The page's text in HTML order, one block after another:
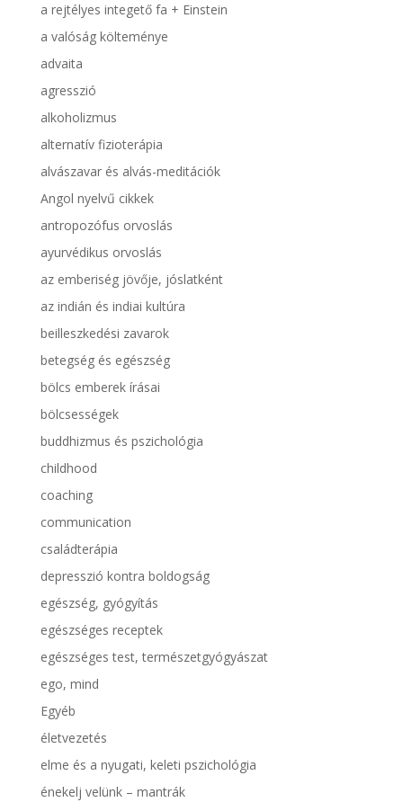
a rejtélyes integető fa + Einstein
a valóság költeménye
advaita
agresszió
alkoholizmus
alternatív fizioterápia
alvászavar és alvás-meditációk
Angol nyelvű cikkek
antropozófus orvoslás
ayurvédikus orvoslás
az emberiség jövője, jóslatként
az indián és indiai kultúra
beilleszkedési zavarok
betegség és egészség
bölcs emberek írásai
bölcsességek
buddhizmus és pszichológia
childhood
coaching
communication
családterápia
depresszió kontra boldogság
egészség, gyógyítás
egészséges receptek
egészséges test, természetgyógyászat
ego, mind
Egyéb
életvezetés
elme és a nyugati, keleti pszichológia
énekelj velünk – mantrák